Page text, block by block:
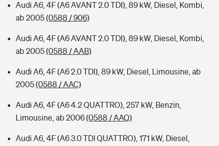
Audi A6, 4F (A6 AVANT 2.0 TDI), 89 kW, Diesel, Kombi,
ab 2005(0588 / 906)
Audi A6, 4F (A6 AVANT 2.0 TDI), 89 kW, Diesel, Kombi,
ab 2005(0588 / AAB)
Audi A6, 4F (A6 2.0 TDI), 89 kW, Diesel, Limousine, ab
2005(0588 / AAC)
Audi A6, 4F (A6 4.2 QUATTRO), 257 kW, Benzin,
Limousine, ab 2006(0588 / AAQ)
Audi A6, 4F (A6 3.0 TDI QUATTRO), 171 kW, Diesel,